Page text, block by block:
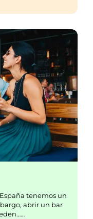
tenemos un
abrir un bar